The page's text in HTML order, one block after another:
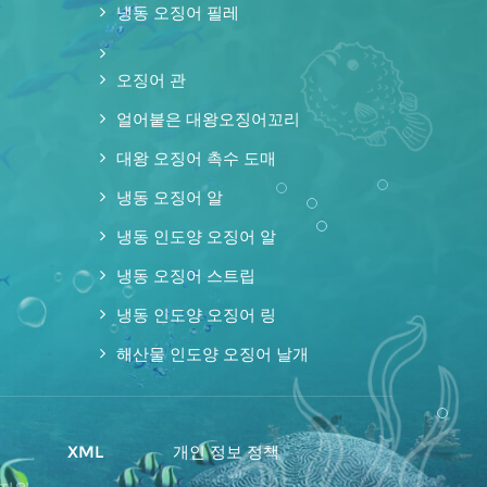
냉동 오징어 필레
오징어 관
얼어붙은 대왕오징어꼬리
대왕 오징어 촉수 도매
냉동 오징어 알
냉동 인도양 오징어 알
냉동 오징어 스트립
냉동 인도양 오징어 링
해산물 인도양 오징어 날개
XML 개인 정보 정책